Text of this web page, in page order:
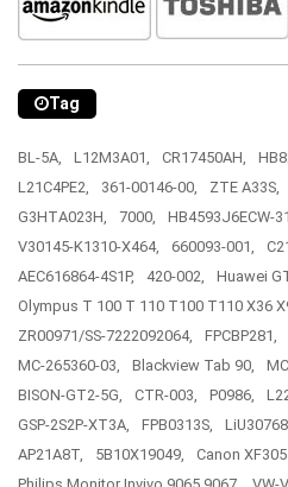
Tag
BL-5A, L12M3A01, CR17450AH,
L21C4PE2,
361-00146-00, ZTE A33S,
G3HTA023H,
7000, HB4593J6ECW-31,
V30145-K1310-X464,
660093-001,
AEC616864-4S1P,
420-002,
Huawei
Olympus T 100 T 110 T100 T110 X36
ZR00971/SS-7222092064,
FPCBP281,
MC-265360-03,
Blackview Tab 90,
BISON-GT2-5G,
CTR-003, P0986,
GSP-2S2P-XT3A,
FPB0313S,
AP21A8T,
5B10X19049,
Canon